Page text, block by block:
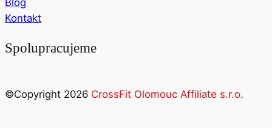
Blog
Kontakt
Spolupracujeme
©Copyright 2026 CrossFit Olomouc Affiliate s.r.o.